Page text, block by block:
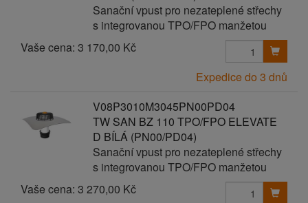
Sanační vpust pro nezateplené střechy
s integrovanou TPO/FPO manžetou
Vaše cena: 3 170,00 Kč
Expedice do 3 dnů
V08P3010M3045PN00PD04
TW SAN BZ 110 TPO/FPO ELEVATE
D BÍLÁ (PN00/PD04)
Sanační vpust pro nezateplené střechy
s integrovanou TPO/FPO manžetou
Vaše cena: 3 270,00 Kč